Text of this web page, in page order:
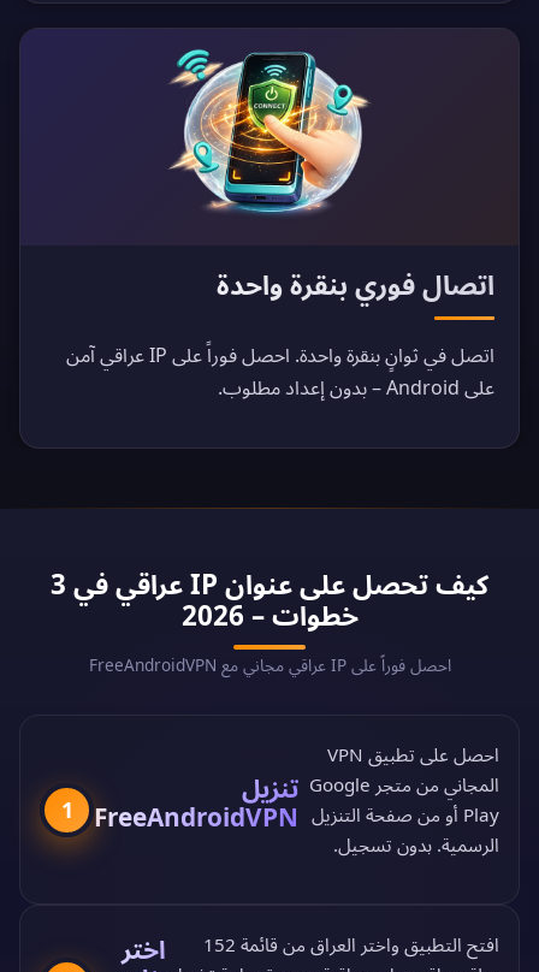
اتصال فوري بنقرة واحدة
اتصل في ثوانٍ بنقرة واحدة. احصل فوراً على IP عراقي آمن
على Android – بدون إعداد مطلوب.
كيف تحصل على عنوان IP عراقي في 3
خطوات – 2026
احصل فوراً على IP عراقي مجاني مع FreeAndroidVPN
1
تنزيل
FreeAndroidVPN
احصل على تطبيق VPN
المجاني من
متجر Google
Play أو من صفحة التنزيل
الرسمية. بدون تسجيل.
اختر
افتح التطبيق واختر العراق من
قائمة 152